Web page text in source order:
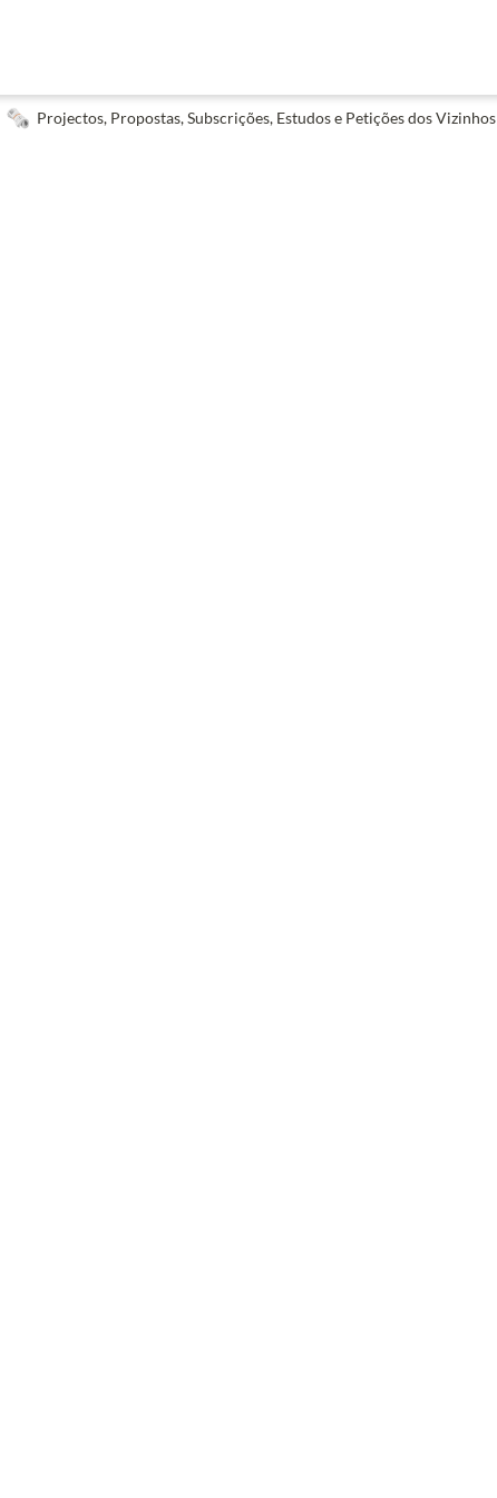
🗞️ Projectos, Propostas, Subscrições, Estudos e Petições dos Vizinhos